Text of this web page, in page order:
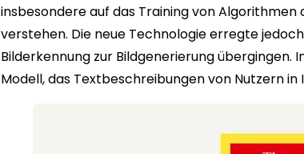
insbesondere auf das Training von Algorithmen
verstehen. Die neue Technologie erregte
Bilderkennung zur Bildgenerierung übergingen.
Modell, das Textbeschreibungen von Nutzern